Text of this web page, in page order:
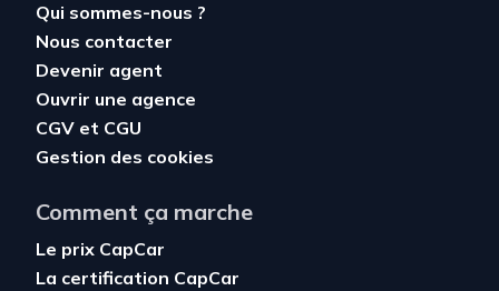
Qui sommes-nous ?
Nous contacter
Devenir agent
Ouvrir une agence
CGV et CGU
Gestion des cookies
Comment ça marche
Le prix CapCar
La certification CapCar